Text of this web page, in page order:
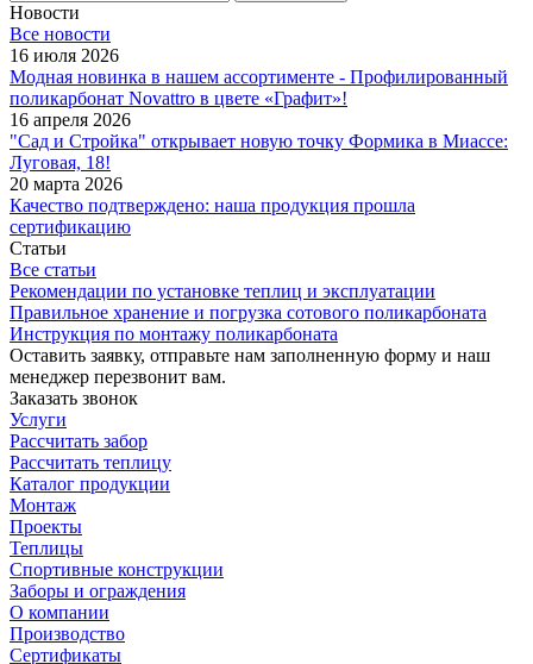
Новости
Все новости
16 июля 2026
Модная новинка в нашем ассортименте - Профилированный
поликарбонат Novattro в цвете «Графит»!
16 апреля 2026
"Сад и Стройка" открывает новую точку Формика в Миассе:
Луговая, 18!
20 марта 2026
Качество подтверждено: наша продукция прошла
сертификацию
Статьи
Все статьи
Рекомендации по установке теплиц и эксплуатации
Правильное хранение и погрузка сотового поликарбоната
Инструкция по монтажу поликарбоната
Оставить заявку, отправьте нам заполненную форму и наш
менеджер перезвонит вам.
Заказать звонок
Услуги
Рассчитать забор
Рассчитать теплицу
Каталог продукции
Монтаж
Проекты
Теплицы
Спортивные конструкции
Заборы и ограждения
О компании
Производство
Сертификаты